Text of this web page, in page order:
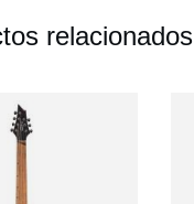
relacionados